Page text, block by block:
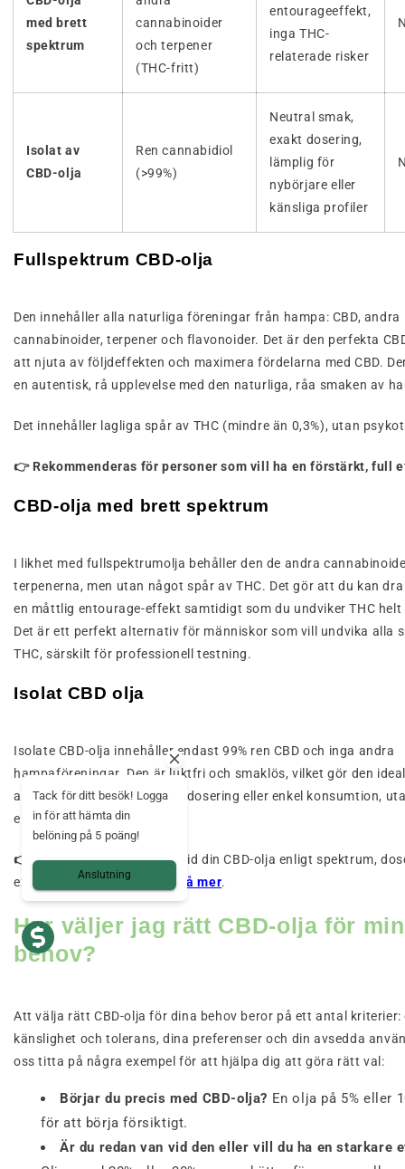
med brett
spektrum
cannabinoider
och terpener
(THC-fritt)
entourageeffekt,
inga THC-
relaterade risker
Isolat av
CBD-olja
Ren cannabidiol
(>99%)
Neutral smak,
exakt dosering,
lämplig för
nybörjare eller
känsliga profiler
Fullspektrum CBD-olja
Den innehåller alla naturliga föreningar från hampa: CBD, andra
cannabinoider, terpener och flavonoider. Det är den perfekta
att njuta av följdeffekten och maximera fördelarna med CBD.
en autentisk, rå upplevelse med den naturliga, råa smaken av
Det innehåller lagliga spår av THC (mindre än 0,3%), utan
👉 Rekommenderas för personer som vill ha en förstärkt, full
CBD-olja med brett spektrum
I likhet med fullspektrumolja behåller den de andra
terpenerna, men utan något spår av THC. Det gör att du kan
en måttlig entourage-effekt samtidigt som du undviker THC
Det är ett perfekt alternativ för människor som vill undvika alla
THC, särskilt för professionell testning.
Isolat CBD olja
Isolate CBD-olja innehåller endast 99% ren CBD och inga andra
hampaföreningar. Den är luktfri och smaklös, vilket gör den
användare som vill ha exakt dosering eller enkel konsumtion,
eller THC.
👉 Mama Kana-tips:välj alltid din CBD-olja enligt spektrum,
extraktionsmetod. Ta
reda på mer.
Hur väljer jag rätt CBD-olja för
behov?
Att välja rätt CBD-olja för dina behov beror på ett antal kriterier:
känslighet och tolerans, dina preferenser och din avsedda
oss titta på några exempel för att hjälpa dig att göra rätt val:
Börjar du precis med CBD-olja? En olja på 5% eller
för att börja försiktigt.
Är du redan van vid den eller vill du ha en starkare
Tack för ditt besök! Logga
in för att hämta din
belöning på 5 poäng!
Anslutning